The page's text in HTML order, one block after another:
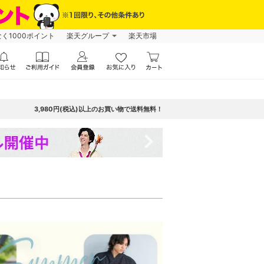
1000ポイント 楽天グループ 楽天市場
3,980円(税込)以上のお買い物で送料無料！